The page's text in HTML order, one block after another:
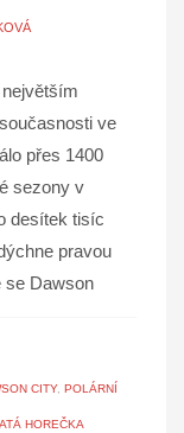
ve
přes 1400
sezony v
desítek tisíc
pravou
se Dawson
CITY, POLÁRNÍ
HOREČKA